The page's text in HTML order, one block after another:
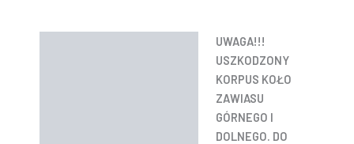
UWAGA!!!
USZKODZONY
KORPUS KOŁO
ZAWIASU
GÓRNEGO I
DOLNEGO. DO